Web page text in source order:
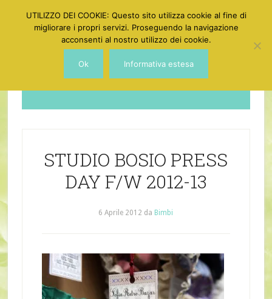
Dotgirl
STUDIO BOSIO PRESS
DAY F/W 2012-13
6 Aprile 2012 da Bimbi
UTILIZZO DEI COOKIE: Questo sito utilizza cookie al fine di
migliorare i propri servizi. Proseguendo la navigazione
acconsenti al nostro utilizzo dei cookie.
Ok Informativa estesa